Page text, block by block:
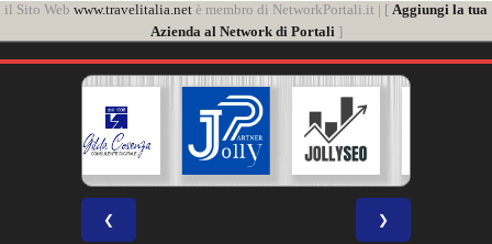
il Sito Web www.travelitalia.net è membro di NetworkPortali.it | [ Aggiungi la tua
Azienda al Network di Portali]
❮ ❯